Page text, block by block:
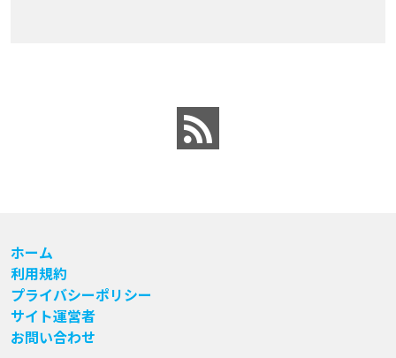
ホーム
利用規約
プライバシーポリシー
サイト運営者
お問い合わせ